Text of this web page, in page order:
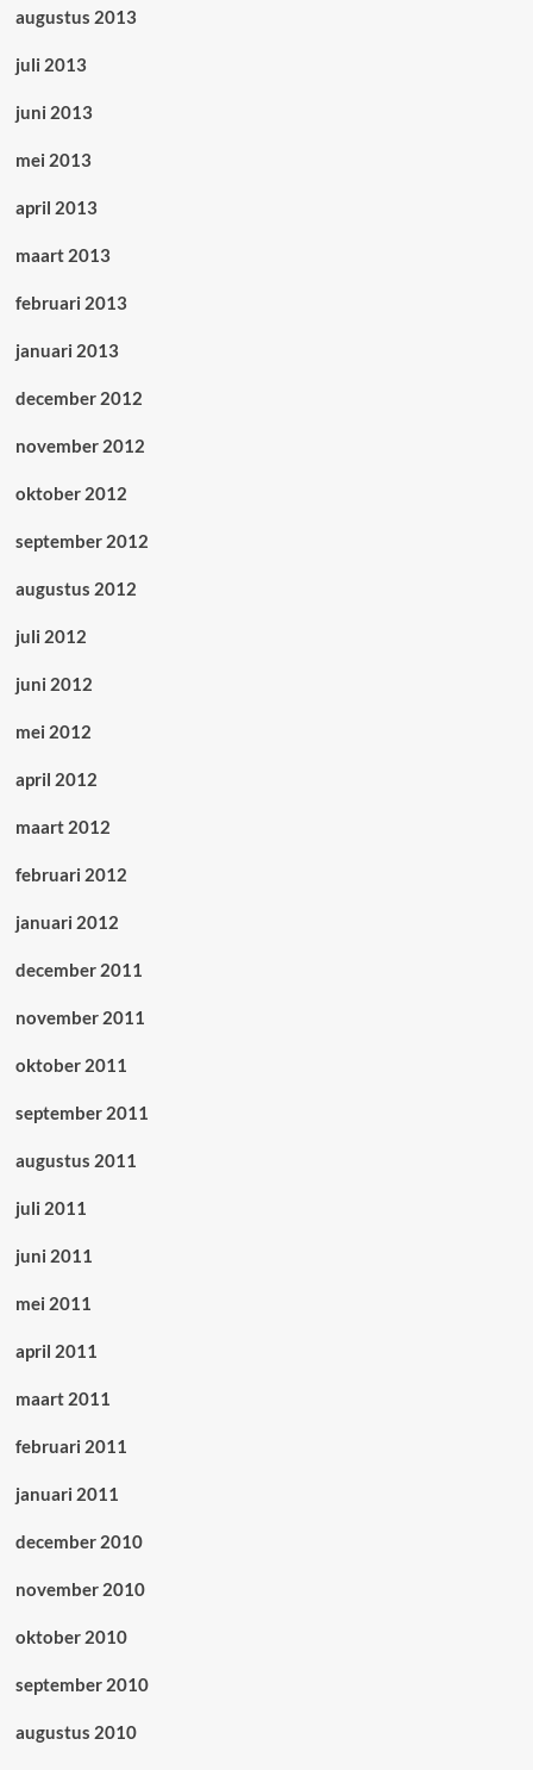
augustus 2013
juli 2013
juni 2013
mei 2013
april 2013
maart 2013
februari 2013
januari 2013
december 2012
november 2012
oktober 2012
september 2012
augustus 2012
juli 2012
juni 2012
mei 2012
april 2012
maart 2012
februari 2012
januari 2012
december 2011
november 2011
oktober 2011
september 2011
augustus 2011
juli 2011
juni 2011
mei 2011
april 2011
maart 2011
februari 2011
januari 2011
december 2010
november 2010
oktober 2010
september 2010
augustus 2010